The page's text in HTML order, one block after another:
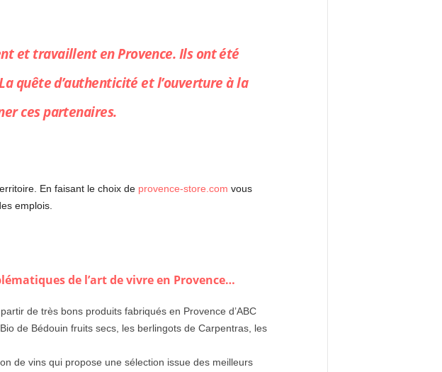
et travaillent en Provence. Ils ont été
quête d’authenticité et l’ouverture à la
ces partenaires.
En faisant le choix de provence-store.com vous
emplois.
de l’art de vivre en Provence…
de très bons produits fabriqués en Provence d’ABC
de Bédouin fruits secs, les berlingots de Carpentras, les
de vins qui propose une sélection issue des meilleurs